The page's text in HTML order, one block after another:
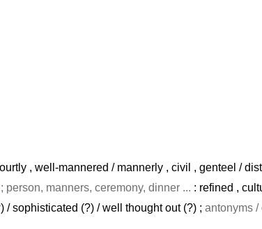
, well-mannered / mannerly , civil , genteel /
; person, manners, ceremony, dinner ... : refined ,
/ sophisticated (?) / well thought out (?) ; antonyms /